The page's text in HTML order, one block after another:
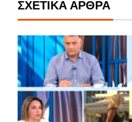
ΣΧΕΤΙΚΆ ΆΡΘΡΑ